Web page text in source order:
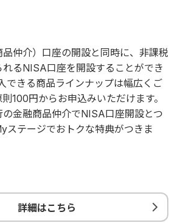
仲介）口座の開設と同時に、非課税
るNISA口座を開設することができ
できる商品ラインナップは幅広くご
100円からお申込みいただけます。
の金融商品仲介でNISA口座開設とつ
ステージでおトクな特典がつきま
詳細はこちら